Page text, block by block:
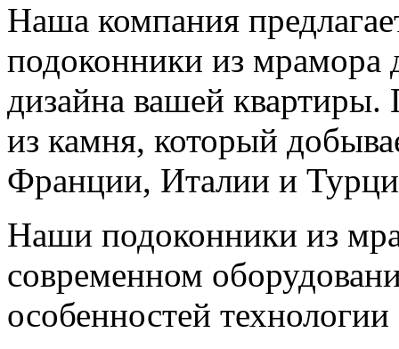
Наша компания
подоконники из мрамора
дизайна вашей квартиры.
из камня, который
Франции, Италии и
Наши подоконники из
современном
особенностей